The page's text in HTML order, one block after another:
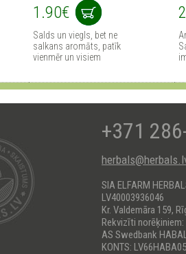
1.90€
Salds un viegls, bet ne
salkans aromāts, patīk
vienmēr un visiem
+371
SIA ELFARM
LV40003936046
Kr. Valdemāra 159,
Rekvizīti norēķiniem:
AS Swedbank
KONTS: